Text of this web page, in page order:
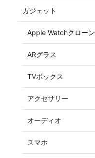
ガジェット
Apple Watchクローン
ARグラス
TVボックス
アクセサリー
オーディオ
スマホ